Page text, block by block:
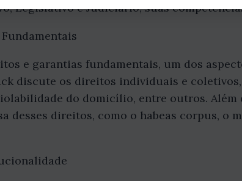
Legislativo e Judiciário, suas
e garantias fundamentais, um dos
discute os direitos individuais e
do domicílio, entre outros. Além
desses direitos, como o habeas corpus, o